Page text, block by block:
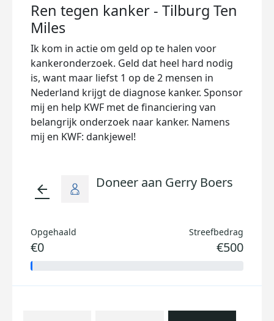
Ren tegen kanker - Tilburg Ten
Miles
Ik kom in actie om geld op te halen voor
kankeronderzoek. Geld dat heel hard nodig
is, want maar liefst 1 op de 2 mensen in
Nederland krijgt de diagnose kanker. Sponsor
mij en help KWF met de financiering van
belangrijk onderzoek naar kanker. Namens
mij en KWF: dankjewel!
arrow_back Doneer aan Gerry Boers
Opgehaald
€0
Streefbedrag
€500